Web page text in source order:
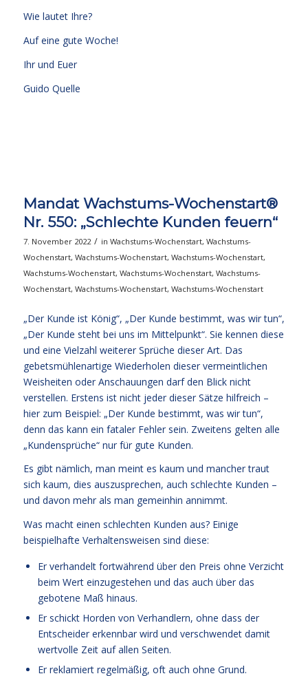
Wie lautet Ihre?
Auf eine gute Woche!
Ihr und Euer
Guido Quelle
Mandat Wachstums-Wochenstart®
Nr. 550: „Schlechte Kunden feuern“
7. November 2022 / in Wachstums-Wochenstart, Wachstums-
Wochenstart, Wachstums-Wochenstart, Wachstums-Wochenstart,
Wachstums-Wochenstart, Wachstums-Wochenstart, Wachstums-
Wochenstart, Wachstums-Wochenstart, Wachstums-Wochenstart
„Der Kunde ist König“, „Der Kunde bestimmt, was wir tun“,
„Der Kunde steht bei uns im Mittelpunkt“. Sie kennen diese
und eine Vielzahl weiterer Sprüche dieser Art. Das
gebetsmühlenartige Wiederholen dieser vermeintlichen
Weisheiten oder Anschauungen darf den Blick nicht
verstellen. Erstens ist nicht jeder dieser Sätze hilfreich –
hier zum Beispiel: „Der Kunde bestimmt, was wir tun“,
denn das kann ein fataler Fehler sein. Zweitens gelten alle
„Kundensprüche“ nur für gute Kunden.
Es gibt nämlich, man meint es kaum und mancher traut
sich kaum, dies auszusprechen, auch schlechte Kunden –
und davon mehr als man gemeinhin annimmt.
Was macht einen schlechten Kunden aus? Einige
beispielhafte Verhaltensweisen sind diese:
Er verhandelt fortwährend über den Preis ohne Verzicht
beim Wert einzugestehen und das auch über das
gebotene Maß hinaus.
Er schickt Horden von Verhandlern, ohne dass der
Entscheider erkennbar wird und verschwendet damit
wertvolle Zeit auf allen Seiten.
Er reklamiert regelmäßig, oft auch ohne Grund.